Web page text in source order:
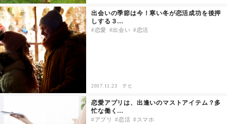
感動
心の処方箋
カルチャー・トレンド・芸能
驚き
出会いの季節は今！寒い冬が恋活成功を後押
しする３…
恋愛 出会い 恋活
2017.11.23 テヒ
恋愛アプリは、出逢いのマストアイテム？多
忙な働く…
アプリ 恋活 スマホ